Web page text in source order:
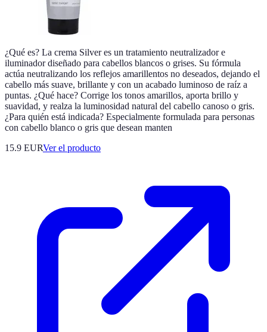
¿Qué es? La crema Silver es un tratamiento neutralizador e
iluminador diseñado para cabellos blancos o grises. Su fórmula
actúa neutralizando los reflejos amarillentos no deseados, dejando el
cabello más suave, brillante y con un acabado luminoso de raíz a
puntas. ¿Qué hace? Corrige los tonos amarillos, aporta brillo y
suavidad, y realza la luminosidad natural del cabello canoso o gris.
¿Para quién está indicada? Especialmente formulada para personas
con cabello blanco o gris que desean manten
15.9 EURVer el producto